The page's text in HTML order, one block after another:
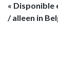
« Disponible
/ alleen in